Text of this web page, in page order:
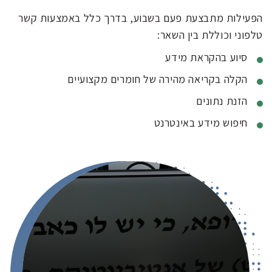
הפעילות מתבצעת פעם בשבוע, בדרך כלל באמצעות קשר
טלפוני וכוללת בין השאר:
סיוע בהקראת מידע
הקלה בקריאה מהירה של חומרים מקצועיים
הזנת נתונים
חיפוש מידע באינטרנט